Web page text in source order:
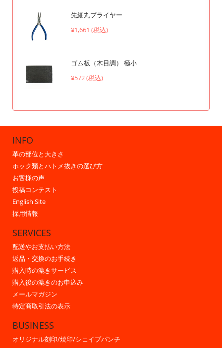
先細丸プライヤー
¥1,661 (税込)
ゴム板（木目調） 極小
¥572 (税込)
INFO
革の部位と大きさ
ホック類とハトメ抜きの選び方
お客様の声
投稿コンテスト
English Site
採用情報
SERVICES
配送やお支払い方法
返品・交換のお手続き
購入時の漉きサービス
購入後の漉きのお申込み
メールマガジン
特定商取引法の表示
BUSINESS
オリジナル刻印/焼印/シェイプパンチ